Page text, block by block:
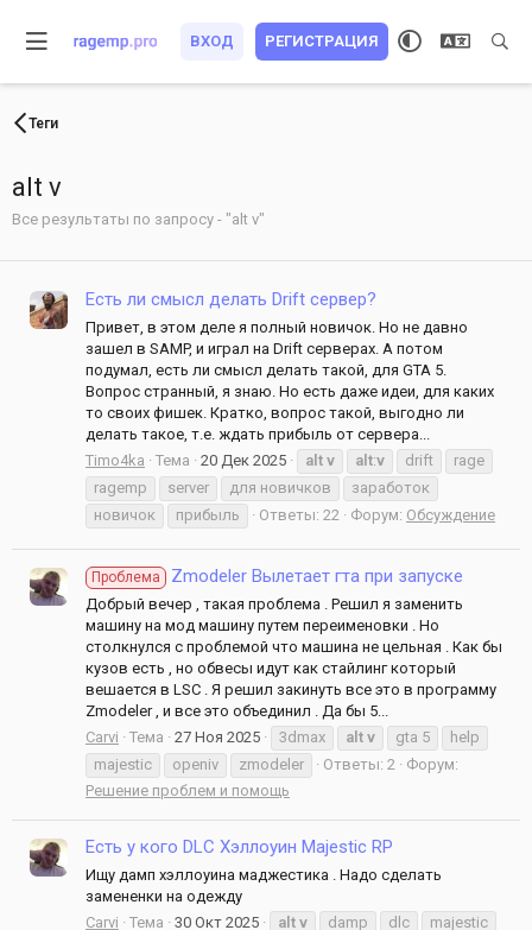
ВХОД РЕГИСТРАЦИЯ
Теги
alt v
Все результаты по запросу - "alt v"
Есть ли смысл делать Drift сервер?
Привет, в этом деле я полный новичок. Но не давно
зашел в SAMP, и играл на Drift серверах. А потом
подумал, есть ли смысл делать такой, для GTA 5.
Вопрос странный, я знаю. Но есть даже идеи, для каких
то своих фишек. Кратко, вопрос такой, выгодно ли
делать такое, т.е. ждать прибыль от сервера...
Timo4ka
Тема 20 Дек 2025 alt v alt:v drift
rage
ragemp
server для новичков
заработок
новичок
прибыль Ответы: 22 Форум: Обсуждение
Проблема Zmodeler Вылетает гта при запуске
Добрый вечер , такая проблема . Решил я заменить
машину на мод машину путем переименовки . Но
столкнулся с проблемой что машина не цельная . Как бы
кузов есть , но обвесы идут как стайлинг который
вешается в LSC . Я решил закинуть все это в программу
Zmodeler , и все это объединил . Да бы 5...
Carvi
Тема 27 Ноя 2025 3dmax alt v gta 5
help
majestic
openiv zmodeler Ответы: 2
Форум:
Решение проблем и помощь
Есть у кого DLC Хэллоуин Majestic RP
Ищу дамп хэллоуина маджестика . Надо сделать
замененки на одежду
Carvi
Тема 30 Окт 2025 alt v damp dlc
majestic